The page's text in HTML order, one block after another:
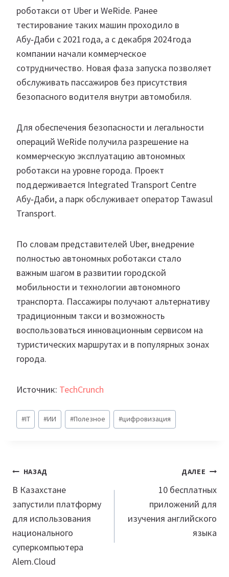
роботакси от Uber и WeRide. Ранее
тестирование таких машин проходило в
Абу‑Даби с 2021 года, а с декабря 2024 года
компании начали коммерческое
сотрудничество. Новая фаза запуска позволяет
обслуживать пассажиров без присутствия
безопасного водителя внутри автомобиля.
Для обеспечения безопасности и легальности
операций WeRide получила разрешение на
коммерческую эксплуатацию автономных
роботакси на уровне города. Проект
поддерживается Integrated Transport Centre
Абу‑Даби, а парк обслуживает оператор Tawasul
Transport.
По словам представителей Uber, внедрение
полностью автономных роботакси стало
важным шагом в развитии городской
мобильности и технологии автономного
транспорта. Пассажиры получают альтернативу
традиционным такси и возможность
воспользоваться инновационным сервисом на
туристических маршрутах и в популярных зонах
города.
Источник: TechCrunch
Метки
записи:
#IT #ИИ #Полезное #цифровизация
Навигация
по
записям
НАЗАД
В Казахстане
запустили платформу
для использования
национального
суперкомпьютера
Alem.Cloud
ДАЛЕЕ
10 бесплатных
приложений для
изучения английского
языка